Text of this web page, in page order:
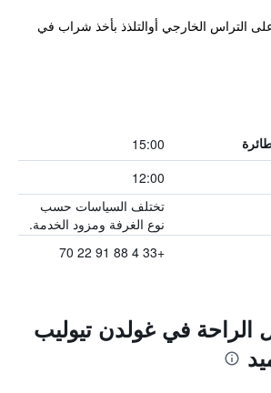
التراس الخارجي أوالتلذذ بأخذ شراب في
15:00
12:00
تختلف السياسات حسب
نوع الغرفة ومزود الخدمة.
+33 4 88 91 22 70
الراحة في غولدن تيوليب